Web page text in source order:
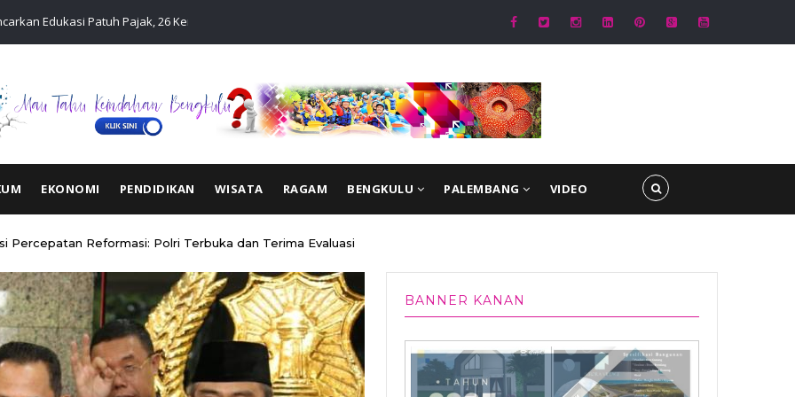
Edukasi Patuh Pajak, 26 Kendaraan Langsung
Tim Pembina Samsat Audiensi Bersama Kapolda Bengkulu, Bahas Inovasi Penguatan
Pelayanan Kesamsatan
EKONOMI PENDIDIKAN WISATA RAGAM BENGKULU PALEMBANG VIDEO
Percepatan Reformasi: Polri Terbuka dan Terima Evaluasi
BANNER KANAN